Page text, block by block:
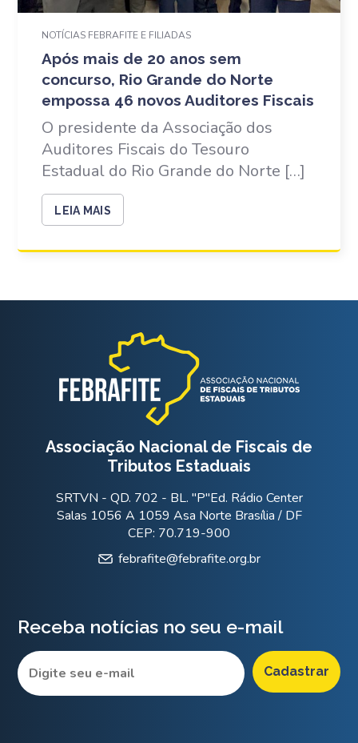
NOTÍCIAS FEBRAFITE E FILIADAS
Após mais de 20 anos sem
concurso, Rio Grande do Norte
empossa 46 novos Auditores Fiscais
O presidente da Associação dos
Auditores Fiscais do Tesouro
Estadual do Rio Grande do Norte […]
LEIA MAIS
Associação Nacional de Fiscais de
Tributos Estaduais
SRTVN - QD. 702 - BL. "P"Ed. Rádio Center
Salas 1056 A 1059 Asa Norte Brasília / DF
CEP: 70.719-900
febrafite@febrafite.org.br
Receba notícias no seu e-mail